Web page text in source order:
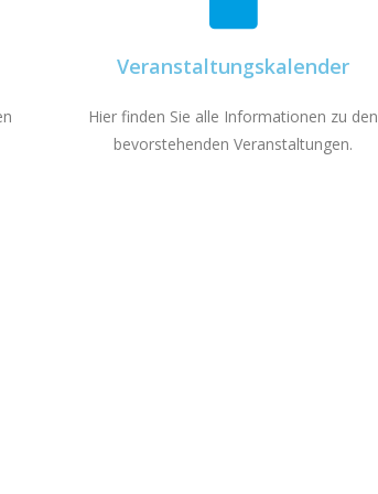
Veranstaltungskalender
Hier finden Sie alle Informationen zu den
bevorstehenden Veranstaltungen.